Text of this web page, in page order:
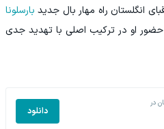
انگلستان راه مهار بال جدید بارسلونا
حضور او در ترکیب اصلی با تهدید جدی
در
دانلود